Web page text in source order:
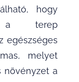
hogy
a terep
egészséges
melyet
növényzet a